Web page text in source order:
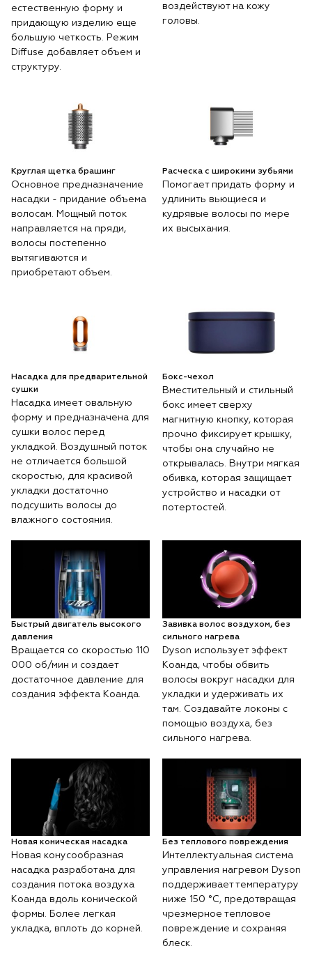
естественную форму и
придающую изделию еще
большую четкость. Режим
Diffuse добавляет объем и
структуру.
воздействуют на кожу
головы.
Круглая щетка брашинг
Основное предназначение
насадки - придание объема
волосам. Мощный поток
направляется на пряди,
волосы постепенно
вытягиваются и
приобретают объем.
Расческа с широкими зубьями
Помогает придать форму и
удлинить вьющиеся и
кудрявые волосы по мере
их высыхания.
Насадка для предварительной
сушки
Насадка имеет овальную
форму и предназначена для
сушки волос перед
укладкой. Воздушный поток
не отличается большой
скоростью, для красивой
укладки достаточно
подсушить волосы до
влажного состояния.
Бокс-чехол
Вместительный и стильный
бокс имеет сверху
магнитную кнопку, которая
прочно фиксирует крышку,
чтобы она случайно не
открывалась. Внутри мягкая
обивка, которая защищает
устройство и насадки от
потертостей.
Быстрый двигатель высокого
давления
Вращается со скоростью 110
000 об/мин и создает
достаточное давление для
создания эффекта Коанда.
Завивка волос воздухом, без
сильного нагрева
Dyson использует эффект
Коанда, чтобы обвить
волосы вокруг насадки для
укладки и удерживать их
там. Создавайте локоны с
помощью воздуха, без
сильного нагрева.
Новая коническая насадка
Новая конусообразная
насадка разработана для
создания потока воздуха
Коанда вдоль конической
формы. Более легкая
укладка, вплоть до корней.
Без теплового повреждения
Интеллектуальная система
управления нагревом Dyson
поддерживает температуру
ниже 150 °C, предотвращая
чрезмерное тепловое
повреждение и сохраняя
блеск.